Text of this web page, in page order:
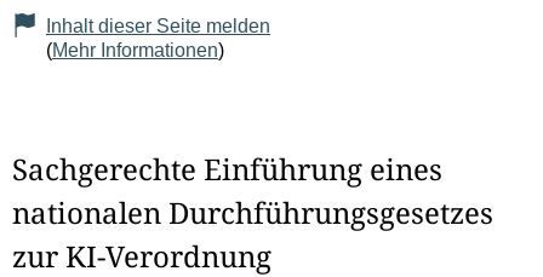
Inhalt dieser Seite melden
(Mehr Informationen)
Sachgerechte Einführung eines
nationalen Durchführungsgesetzes
zur KI-Verordnung